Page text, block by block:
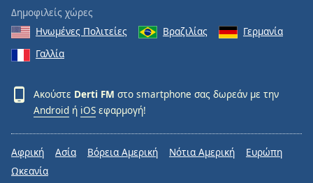
Δημοφιλείς χώρες
Ηνωμένες Πολιτείες
Βραζιλίας
Γερμανία
Γαλλία
Ακούστε Derti FM στο smartphone σας δωρεάν με την
Android ή iOS εφαρμογή!
Αφρική Ασία Βόρεια Αμερική Νότια Αμερική
Ευρώπη
Ωκεανία